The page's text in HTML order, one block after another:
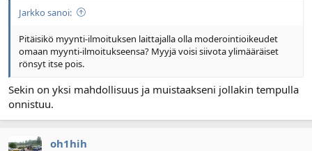
Jarkko sanoi:
Pitäisikö myynti-ilmoituksen laittajalla olla moderointioikeudet
omaan myynti-ilmoitukseensa? Myyjä voisi siivota ylimääräiset
rönsyt itse pois.
Sekin on yksi mahdollisuus ja muistaakseni jollakin tempulla
onnistuu.
oh1hih